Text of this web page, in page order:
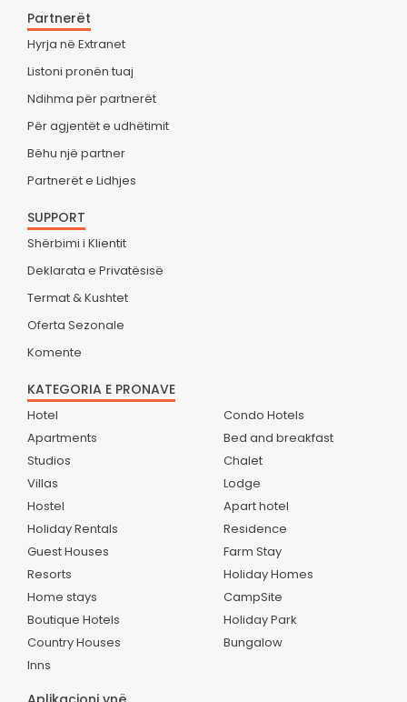
Partnerët
Hyrja në Extranet
Listoni pronën tuaj
Ndihma për partnerët
Për agjentët e udhëtimit
Bëhu një partner
Partnerët e Lidhjes
SUPPORT
Shërbimi i Klientit
Deklarata e Privatësisë
Termat & Kushtet
Oferta Sezonale
Komente
KATEGORIA E PRONAVE
Hotel
Apartments
Studios
Villas
Hostel
Holiday Rentals
Guest Houses
Resorts
Home stays
Boutique Hotels
Country Houses
Inns
Condo Hotels
Bed and breakfast
Chalet
Lodge
Apart hotel
Residence
Farm Stay
Holiday Homes
CampSite
Holiday Park
Bungalow